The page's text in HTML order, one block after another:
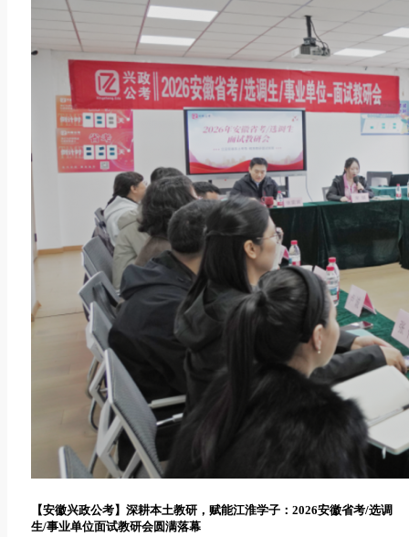
【安徽兴政公考】深耕本土教研，赋能江淮学子：2026安徽省考/选调
生/事业单位面试教研会圆满落幕